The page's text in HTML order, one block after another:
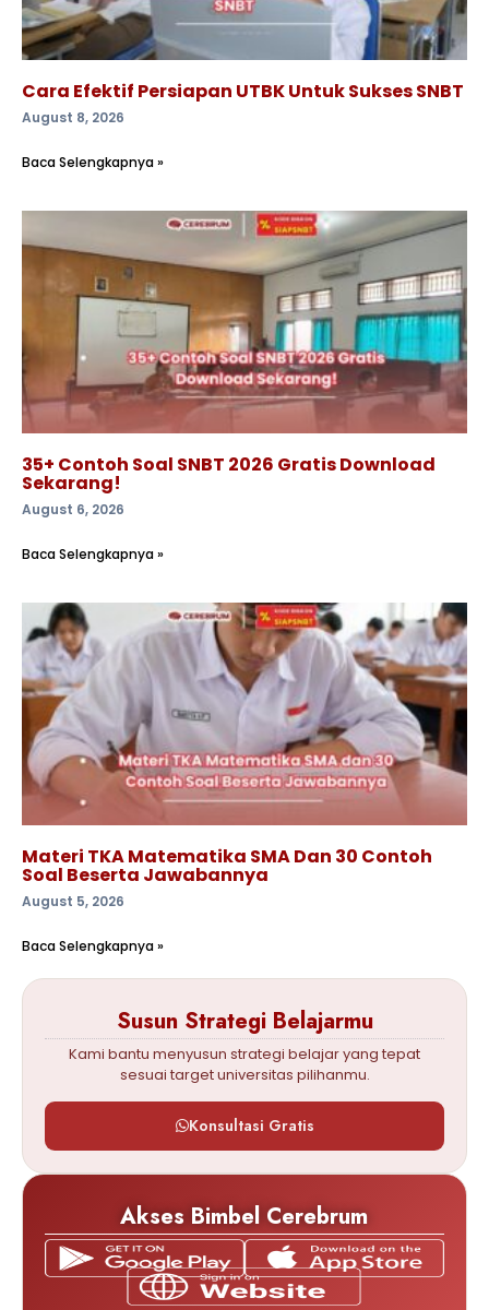
Cara Efektif Persiapan UTBK Untuk Sukses SNBT
August 8, 2026
Baca Selengkapnya »
35+ Contoh Soal SNBT 2026 Gratis Download
Sekarang!
August 6, 2026
Baca Selengkapnya »
Materi TKA Matematika SMA Dan 30 Contoh
Soal Beserta Jawabannya
August 5, 2026
Baca Selengkapnya »
Susun Strategi Belajarmu
Kami bantu menyusun strategi belajar yang tepat
sesuai target universitas pilihanmu.
Konsultasi Gratis
Akses Bimbel Cerebrum